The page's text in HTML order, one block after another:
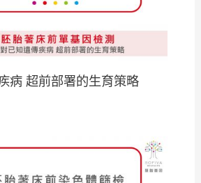
病 超前部署的生育策略